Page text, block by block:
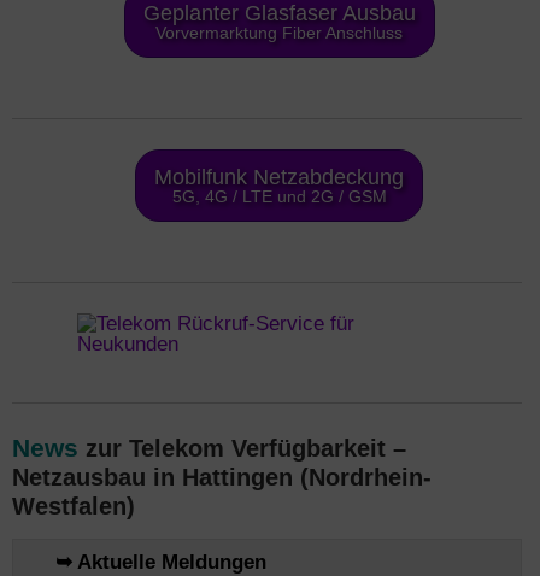
Geplanter Glasfaser Ausbau
Vorvermarktung Fiber Anschluss
Mobilfunk Netzabdeckung
5G, 4G / LTE und 2G / GSM
News zur Telekom Verfügbarkeit –
Netzausbau in Hattingen (Nordrhein-
Westfalen)
➥ Aktuelle Meldungen